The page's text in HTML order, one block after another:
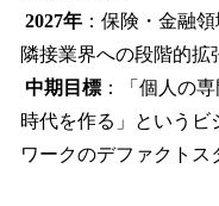
2027年 ：保険・金融
隣接業界への段階的拡
中期目標 ：「個人の
時代を作る」というビ
ワークのデファクトス